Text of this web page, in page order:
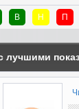
В Н П
лучшими